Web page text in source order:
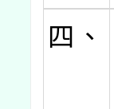
四、